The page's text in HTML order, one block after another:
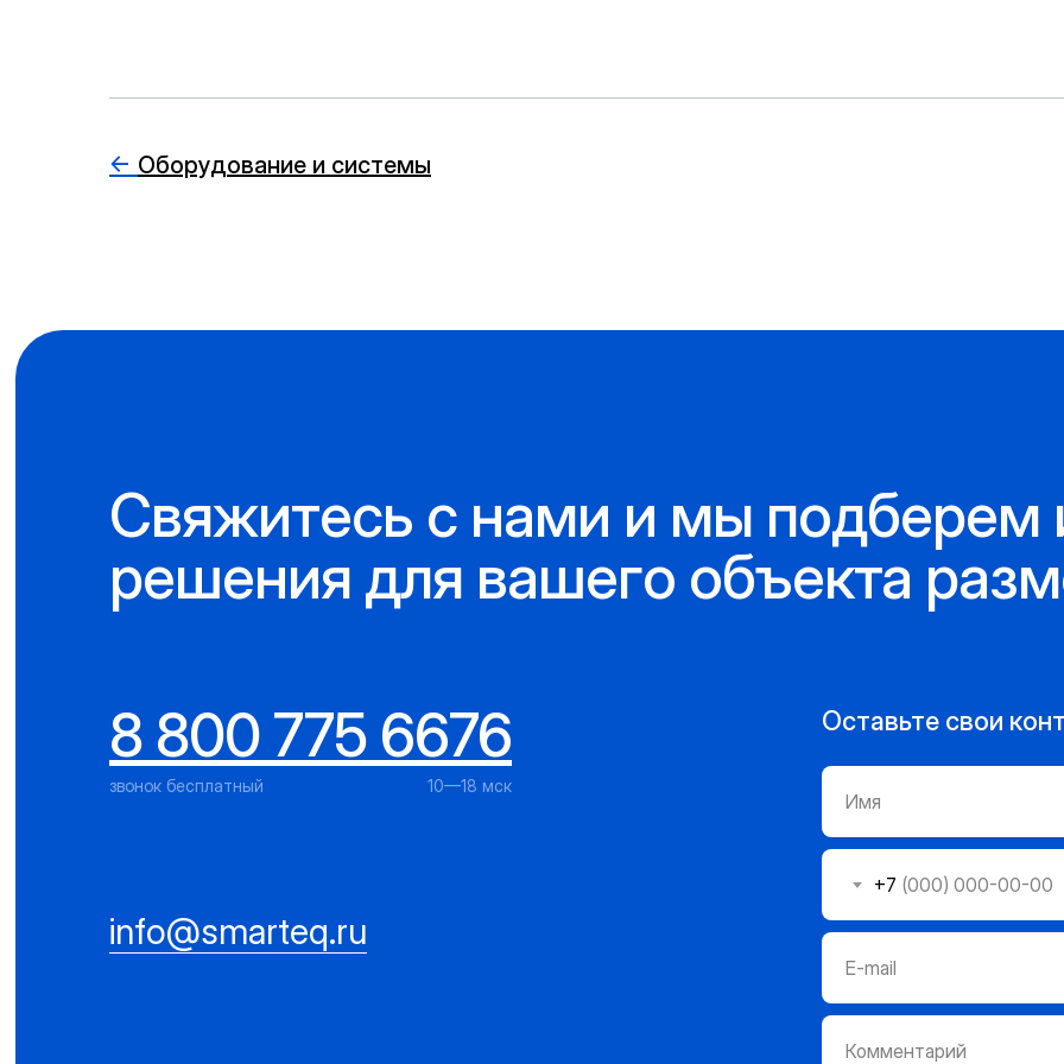
← Оборудование и системы
Свяжитесь с нами и мы подберем
решения для вашего объекта
8 800 775 6676
звонок бесплатный 10—18 мск
info@smarteq.ru
Оставьте свои
Имя
+7
E-mail
Комментарий